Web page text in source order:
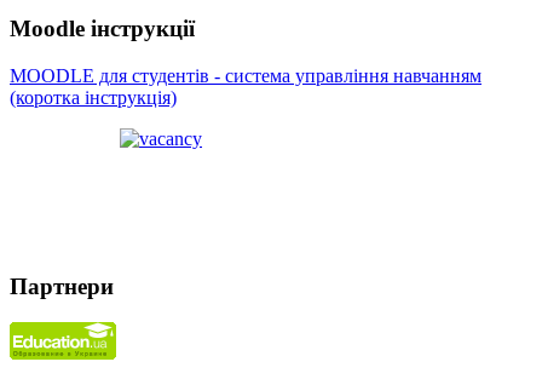
Moodle інструкції
MOODLE для студентів - система управління навчанням
(коротка інструкція)
Партнери